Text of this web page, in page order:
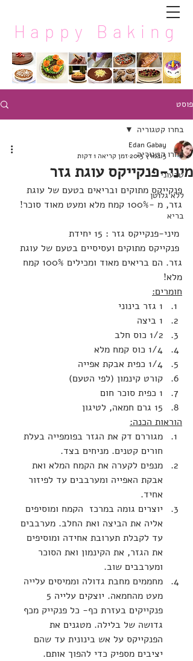
Happy Baking
פוסט
בחרו קטגוריה
טבעוני
ללא גלוטן
בריא
בחרו קטגוריה
מיני-פנקייקס עוגת גזר
Edan Gabay
3 במרץ 2013
זמן קריאה 1 דקות
פנקייקס מתוקים ובריאים בטעם של עוגת
גזר, מ -100% קמח מלא ומעט מאוד סוכר!
פנקייקס מתוקים ועסיסיים בטעם של עוגת
גזר. הם בריאים מאוד ומכילים 100% קמח
מלא!
חומרים:
1 גזר בינוני
1 ביצה
1/2 כוס חלב
1/4 כוס קמח מלא
1/4 כפית אבקת אפייה
קורט קינמון (לפי הטעם)
1 כפית סוכר חום
15 גרם חמאה, לטיגון
הוראות הכנה:
מגוררם דק את הגזר בפומפייה בעלת
חורים קטנים. מניחים בצד.
מנפים לקערה את הקמח המלא ואת
אבקת האפייה ומערבבים עד לפיזור
אחיד.
יוצרים גומה במרכז  הקמח ומוסיפים
אליה את הביצה ואת החלב. מערבבים
עד לקבלת תערובת אחידה ומוסיפים
את הגזר, את הקינמון ואת הסוכר
ומערבבים שוב.
מחממים מחבת גדולה וממיסים עלייה
פנקייקים בעזרת כף- כל פנקייק מכף
גדושה של בלילה. מטגנים את
הפנקייקס על אש בינונית עד שהם
יציבים מספיק כדי להפוך אותם.